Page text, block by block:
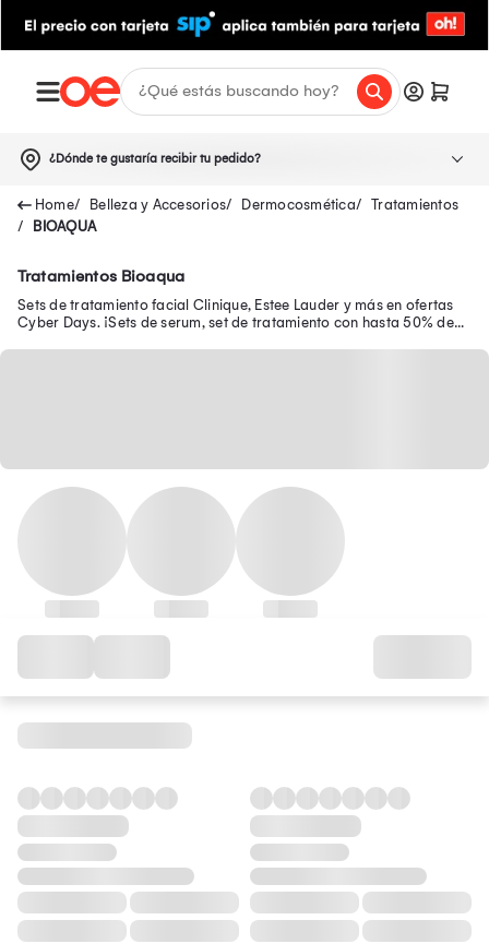
¿Dónde te gustaría recibir tu pedido?
Belleza y Accesorios Dermocosmética
Tratamientos
BIOAQUA
Tratamientos Bioaqua
Sets de tratamiento facial Clinique, Estee Lauder y más en ofertas
Cyber Days. ¡Sets de serum, set de tratamiento con hasta 50% de